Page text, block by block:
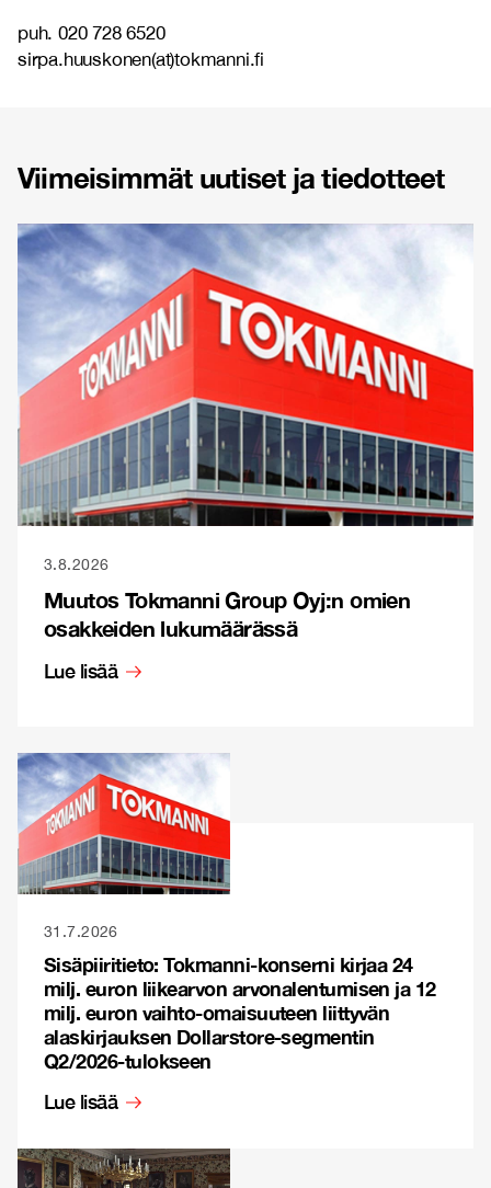
puh. 020 728 6520
sirpa.huuskonen(at)tokmanni.fi
Viimeisimmät uutiset ja tiedotteet
3.8.2026
Muutos Tokmanni Group Oyj:n omien
osakkeiden lukumäärässä
Lue lisää
31.7.2026
Sisäpiiritieto: Tokmanni-konserni kirjaa 24
milj. euron liikearvon arvonalentumisen ja 12
milj. euron vaihto-omaisuuteen liittyvän
alaskirjauksen Dollarstore-segmentin
Q2/2026-tulokseen
Lue lisää